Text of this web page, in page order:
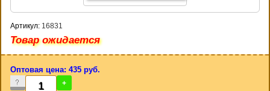
Артикул: 16831
Товар ожидается
Оптовая цена: 435 руб.
- +